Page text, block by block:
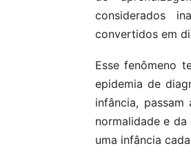
considerados
convertidos em
Esse fenômeno
epidemia de
infância,
normalidade e
uma infância